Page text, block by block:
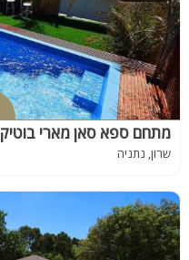
מתחם ספא סאן מארי בוטיק
שרון, נתניה